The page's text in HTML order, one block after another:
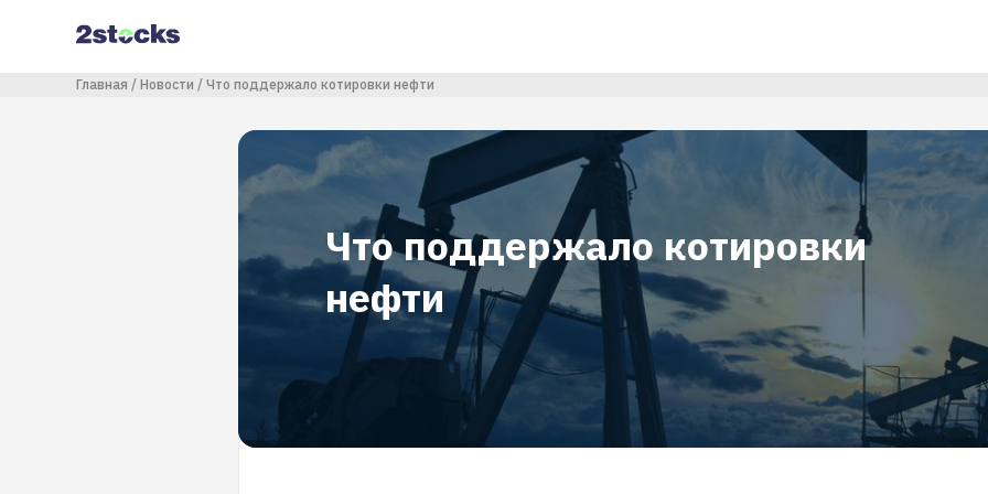
содержанию
Строка навигации
Главная Новости Что поддержало котировки нефти
Что поддержало котировки
нефти